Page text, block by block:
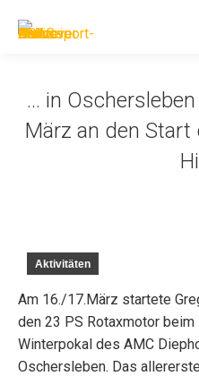
… in
März an den
Aktivitäten
Am 16./17.März startete
den 23 PS Rotaxmotor beim
Winterpokal des AMC
Oschersleben. Das allererste